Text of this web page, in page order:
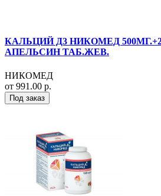
КАЛЬЦИЙ Д3 НИКОМЕД
АПЕЛЬСИН ТАБ.ЖЕВ.
НИКОМЕД
от 991.00 р.
Под заказ